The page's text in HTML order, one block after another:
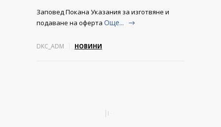
Заповед Покана Указания за изготвяне и
подаване на оферта Още...
DKC_ADM НОВИНИ